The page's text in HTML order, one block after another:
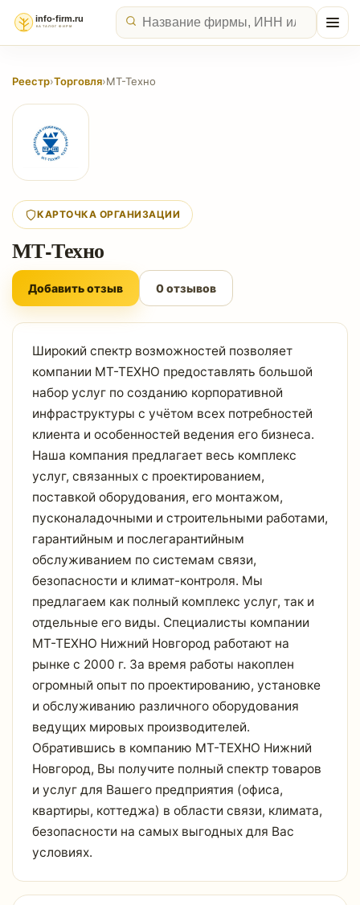
Реестр›Торговля›МТ-Техно
КАРТОЧКА ОРГАНИЗАЦИИ
МТ-Техно
Добавить отзыв 0 отзывов
Широкий спектр возможностей позволяет
компании МТ-ТЕХНО предоставлять большой
набор услуг по созданию корпоративной
инфраструктуры с учётом всех потребностей
клиента и особенностей ведения его бизнеса.
Наша компания предлагает весь комплекс
услуг, связанных с проектированием,
поставкой оборудования, его монтажом,
пусконаладочными и строительными работами,
гарантийным и послегарантийным
обслуживанием по системам связи,
безопасности и климат-контроля. Мы
предлагаем как полный комплекс услуг, так и
отдельные его виды. Специалисты компании
МТ-ТЕХНО Нижний Новгород работают на
рынке с 2000 г. За время работы накоплен
огромный опыт по проектированию, установке
и обслуживанию различного оборудования
ведущих мировых производителей.
Обратившись в компанию МТ-ТЕХНО Нижний
Новгород, Вы получите полный спектр товаров
и услуг для Вашего предприятия (офиса,
квартиры, коттеджа) в области связи, климата,
безопасности на самых выгодных для Вас
условиях.